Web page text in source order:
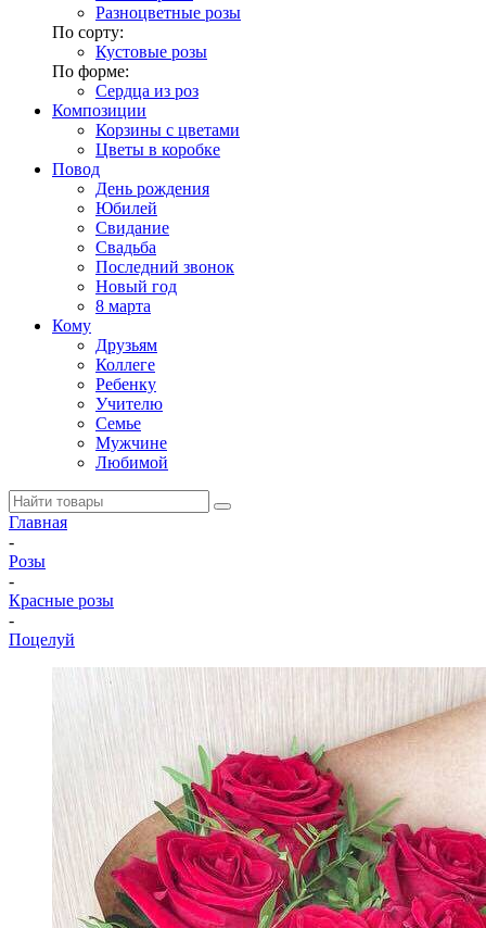
Разноцветные розы
По сорту:
Кустовые розы
По форме:
Сердца из роз
Композиции
Корзины с цветами
Цветы в коробке
Повод
День рождения
Юбилей
Свидание
Свадьба
Последний звонок
Новый год
8 марта
Кому
Друзьям
Коллеге
Ребенку
Учителю
Семье
Мужчине
Любимой
Главная
-
Розы
-
Красные розы
-
Поцелуй